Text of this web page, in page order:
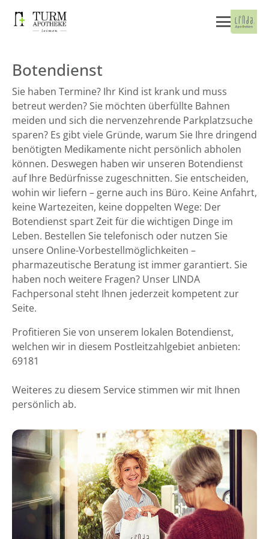
Botendienst
Sie haben Termine? Ihr Kind ist krank und muss
betreut werden? Sie möchten überfüllte Bahnen
meiden und sich die nervenzehrende Parkplatzsuche
sparen? Es gibt viele Gründe, warum Sie Ihre dringend
benötigten Medikamente nicht persönlich abholen
können. Deswegen haben wir unseren Botendienst
auf Ihre Bedürfnisse zugeschnitten. Sie entscheiden,
wohin wir liefern – gerne auch ins Büro. Keine Anfahrt,
keine Wartezeiten, keine doppelten Wege: Der
Botendienst spart Zeit für die wichtigen Dinge im
Leben. Bestellen Sie telefonisch oder nutzen Sie
unsere Online-Vorbestellmöglichkeiten –
pharmazeutische Beratung ist immer garantiert. Sie
haben noch weitere Fragen? Unser LINDA
Fachpersonal steht Ihnen jederzeit kompetent zur
Seite.
Profitieren Sie von unserem lokalen Botendienst,
welchen wir in diesem Postleitzahlgebiet anbieten:
69181
Weiteres zu diesem Service stimmen wir mit Ihnen
persönlich ab.